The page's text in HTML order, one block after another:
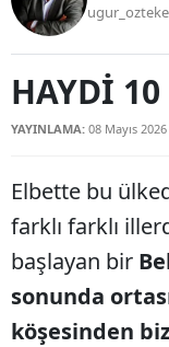
HAYDİ 10
YAYINLAMA: 08 Mayıs
Elbette bu
farklı farklı
başlayan bir
sonunda
köşesinden